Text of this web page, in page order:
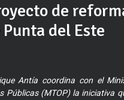
de
del Este
Antía coordina con el
Públicas (MTOP) la iniciativa